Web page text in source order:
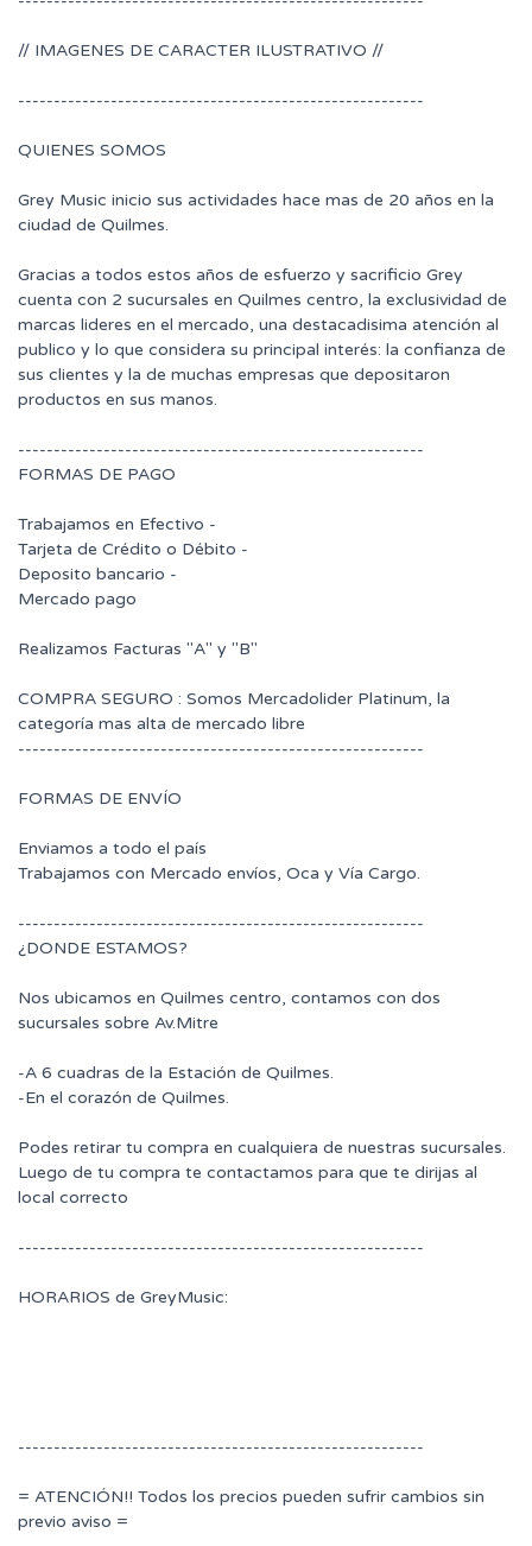
// IMAGENES DE CARACTER ILUSTRATIVO //
---------------------------------------------------------
QUIENES SOMOS
Grey Music inicio sus actividades hace mas de 20 años en la
ciudad de Quilmes.
Gracias a todos estos años de esfuerzo y sacrificio Grey
cuenta con 2 sucursales en Quilmes centro, la exclusividad de
marcas lideres en el mercado, una destacadisima atención al
publico y lo que considera su principal interés: la confianza de
sus clientes y la de muchas empresas que depositaron
productos en sus manos.
---------------------------------------------------------
FORMAS DE PAGO
Trabajamos en Efectivo -
Tarjeta de Crédito o Débito -
Deposito bancario -
Mercado pago
Realizamos Facturas "A" y "B"
COMPRA SEGURO : Somos Mercadolider Platinum, la
categoría mas alta de mercado libre
---------------------------------------------------------
FORMAS DE ENVÍO
Enviamos a todo el país
Trabajamos con Mercado envíos, Oca y Vía Cargo.
---------------------------------------------------------
¿DONDE ESTAMOS?
Nos ubicamos en Quilmes centro, contamos con dos
sucursales sobre Av.Mitre
-A 6 cuadras de la Estación de Quilmes.
-En el corazón de Quilmes.
Podes retirar tu compra en cualquiera de nuestras sucursales.
Luego de tu compra te contactamos para que te dirijas al
local correcto
---------------------------------------------------------
HORARIOS de GreyMusic:
---------------------------------------------------------
= ATENCIÓN!! Todos los precios pueden sufrir cambios sin
previo aviso =